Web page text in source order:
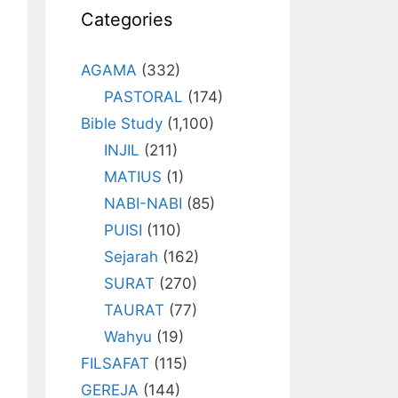
Categories
AGAMA (332)
PASTORAL (174)
Bible Study (1,100)
INJIL (211)
MATIUS (1)
NABI-NABI (85)
PUISI (110)
Sejarah (162)
SURAT (270)
TAURAT (77)
Wahyu (19)
FILSAFAT (115)
GEREJA (144)